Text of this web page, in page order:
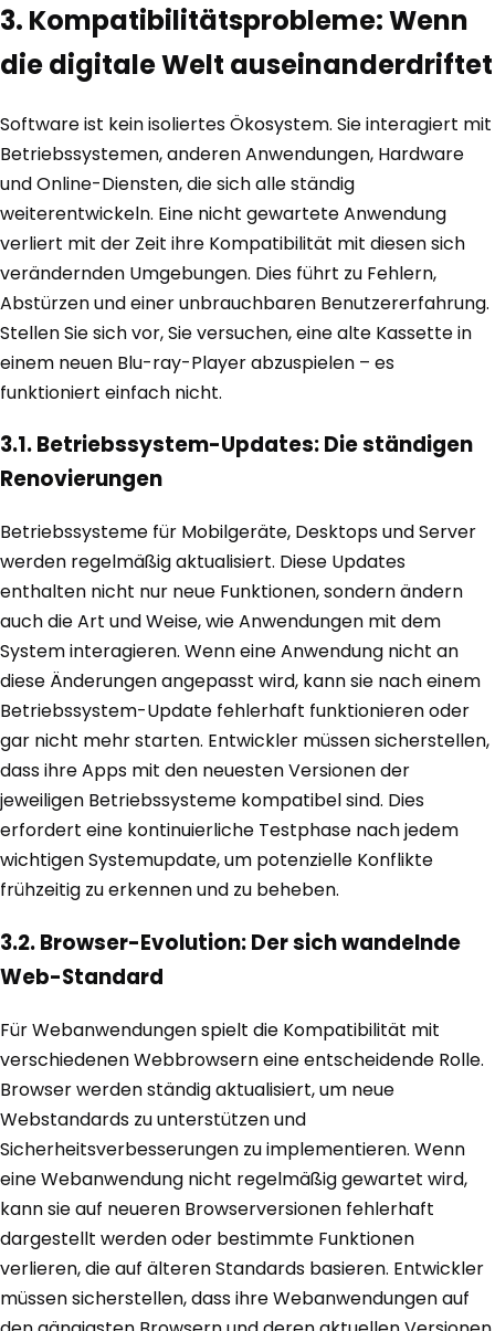
3. Kompatibilitätsprobleme: Wenn
die digitale Welt auseinanderdriftet
Software ist kein isoliertes Ökosystem. Sie interagiert mit
Betriebssystemen, anderen Anwendungen, Hardware
und Online-Diensten, die sich alle ständig
weiterentwickeln. Eine nicht gewartete Anwendung
verliert mit der Zeit ihre Kompatibilität mit diesen sich
verändernden Umgebungen. Dies führt zu Fehlern,
Abstürzen und einer unbrauchbaren Benutzererfahrung.
Stellen Sie sich vor, Sie versuchen, eine alte Kassette in
einem neuen Blu-ray-Player abzuspielen – es
funktioniert einfach nicht.
3.1. Betriebssystem-Updates: Die ständigen
Renovierungen
Betriebssysteme für Mobilgeräte, Desktops und Server
werden regelmäßig aktualisiert. Diese Updates
enthalten nicht nur neue Funktionen, sondern ändern
auch die Art und Weise, wie Anwendungen mit dem
System interagieren. Wenn eine Anwendung nicht an
diese Änderungen angepasst wird, kann sie nach einem
Betriebssystem-Update fehlerhaft funktionieren oder
gar nicht mehr starten. Entwickler müssen sicherstellen,
dass ihre Apps mit den neuesten Versionen der
jeweiligen Betriebssysteme kompatibel sind. Dies
erfordert eine kontinuierliche Testphase nach jedem
wichtigen Systemupdate, um potenzielle Konflikte
frühzeitig zu erkennen und zu beheben.
3.2. Browser-Evolution: Der sich wandelnde
Web-Standard
Für Webanwendungen spielt die Kompatibilität mit
verschiedenen Webbrowsern eine entscheidende Rolle.
Browser werden ständig aktualisiert, um neue
Webstandards zu unterstützen und
Sicherheitsverbesserungen zu implementieren. Wenn
eine Webanwendung nicht regelmäßig gewartet wird,
kann sie auf neueren Browserversionen fehlerhaft
dargestellt werden oder bestimmte Funktionen
verlieren, die auf älteren Standards basieren. Entwickler
müssen sicherstellen, dass ihre Webanwendungen auf